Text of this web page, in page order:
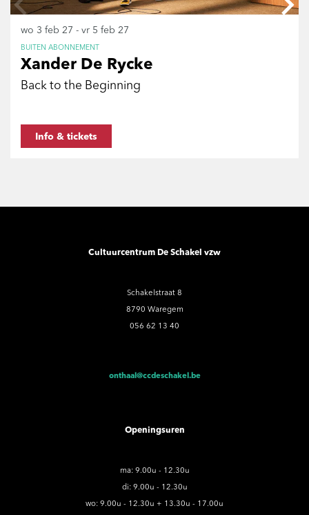
Xander De Rycke
Back to the Beginning
BUITEN ABONNEMENT
wo 3 feb 27 - vr 5 feb 27
Info & tickets
Cultuurcentrum De Schakel vzw
Schakelstraat 8
8790 Waregem
056 62 13 40
onthaal@ccdeschakel.be
Openingsuren
ma: 9.00u - 12.30u
di: 9.00u - 12.30u
wo: 9.00u - 12.30u + 13.30u - 17.00u